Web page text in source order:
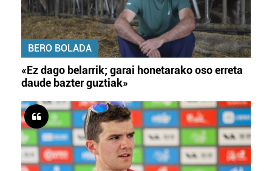
BERO BOLADA
«Ez dago belarrik; garai honetarako oso erreta
daude bazter guztiak»